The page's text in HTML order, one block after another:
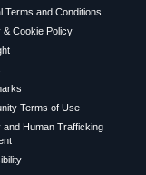
Terms and Conditions
& Cookie Policy
Terms of Use
and Human Trafficking